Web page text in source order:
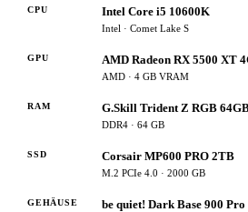
CPU Intel Core i5 10600K
Intel · Comet Lake S
GPU AMD Radeon RX 5500 XT
AMD · 4 GB VRAM
RAM G.Skill Trident Z RGB
DDR4 · 64 GB
SSD Corsair MP600 PRO 2TB
M.2 PCIe 4.0 · 2000 GB
GEHÄUSE be quiet! Dark Base 900 Pro